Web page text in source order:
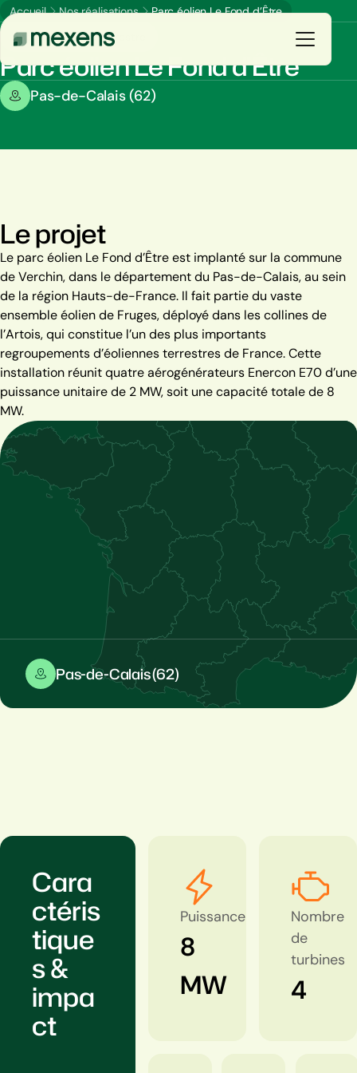
Vous êtes
Nos solutions
Ressources
Le groupe
Accueil Nos réalisations
Parc éolien Le Fond d’Être
Énergie éolienne terrestre
Parc éolien Le Fond d’Être
Pas-de-Calais (62)
Galerie
Le projet
Le parc éolien Le Fond d’Être est implanté sur la commune
de Verchin, dans le département du Pas-de-Calais, au sein
de la région Hauts-de-France. Il fait partie du vaste
ensemble éolien de Fruges, déployé dans les collines de
l’Artois, qui constitue l’un des plus importants
regroupements d’éoliennes terrestres de France. Cette
installation réunit quatre aérogénérateurs Enercon E70 d’une
puissance unitaire de 2 MW, soit une capacité totale de 8
MW.
Pas-de-Calais (62)
Cara
ctéris
tique
s &
impa
ct
Puissance
8
MW
Nombre
de
turbines
4